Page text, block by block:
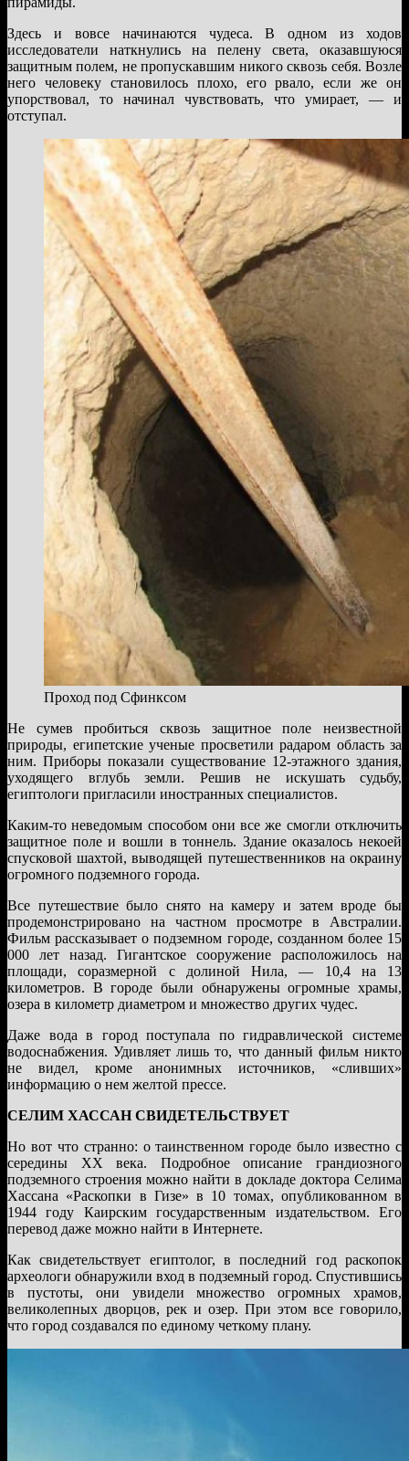
Здесь и вовсе начинаются чудеса. В одном из ходов
исследователи наткнулись на пелену света, оказавшуюся
защитным полем, не пропускавшим никого сквозь себя. Возле
него человеку становилось плохо, его рвало, если же он
упорствовал, то начинал чувствовать, что умирает, — и
отступал.
Проход под Сфинксом
Не сумев пробиться сквозь защитное поле неизвестной
природы, египетские ученые просветили радаром область за
ним. Приборы показали существование 12-этажного здания,
уходящего вглубь земли. Решив не искушать судьбу,
египтологи пригласили иностранных специалистов.
Каким-то неведомым способом они все же смогли отключить
защитное поле и вошли в тоннель. Здание оказалось некоей
спусковой шахтой, выводящей путешественников на окраину
огромного подземного города.
Все путешествие было снято на камеру и затем вроде бы
продемонстрировано на частном просмотре в Австралии.
Фильм рассказывает о подземном городе, созданном более 15
000 лет назад. Гигантское сооружение расположилось на
площади, соразмерной с долиной Нила, — 10,4 на 13
километров. В городе были обнаружены огромные храмы,
озера в километр диаметром и множество других чудес.
Даже вода в город поступала по гидравлической системе
водоснабжения. Удивляет лишь то, что данный фильм никто
не видел, кроме анонимных источников, «сливших»
информацию о нем желтой прессе.
СЕЛИМ ХАССАН СВИДЕТЕЛЬСТВУЕТ
Но вот что странно: о таинственном городе было известно с
середины XX века. Подробное описание грандиозного
подземного строения можно найти в докладе доктора Селима
Хассана «Раскопки в Гизе» в 10 томах, опубликованном в
1944 году Каирским государственным издательством. Его
перевод даже можно найти в Интернете.
Как свидетельствует египтолог, в последний год раскопок
археологи обнаружили вход в подземный город. Спустившись
в пустоты, они увидели множество огромных храмов,
великолепных дворцов, рек и озер. При этом все говорило,
что город создавался по единому четкому плану.